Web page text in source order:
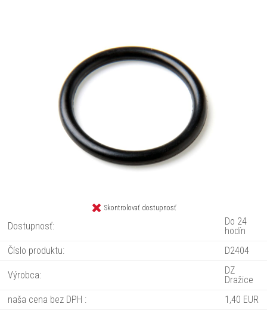
Skontrolovať dostupnosť
Dostupnosť:
Do 24
hodín
Číslo produktu:
D2404
Výrobca:
DZ
Dražice
naša cena bez DPH :
1,40 EUR